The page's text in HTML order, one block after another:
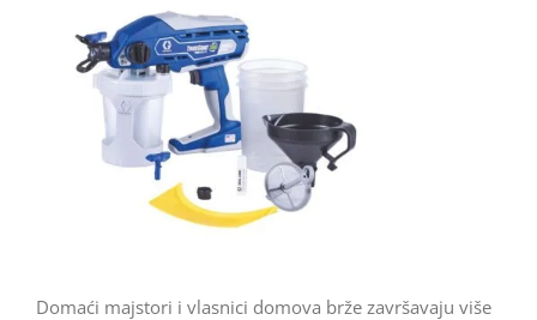
Domaći majstori i vlasnici domova brže završavaju više